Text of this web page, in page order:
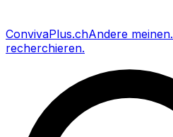
ConvivaPlus.chAndere meinen.
recherchieren.